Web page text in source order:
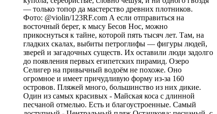
— только топор да мастерство древних плотников.
Фото: @violin/123RF.com А если отправиться на
восточный берег, к мысу Бесов Нос, можно
прикоснуться к тайне, которой пять тысяч лет. Там, на
гладких скалах, выбиты петроглифы — фигуры людей,
зверей и загадочных существ. Их оставили люди задолго
до появления первых египетских пирамид. Озеро
Селигер на привычный водоём не похоже. Оно
огромное и имеет причудливую форму из-за 160
островов. Пляжей много, большинство из них дикие.
Один из самых красивых - Майская коса с длинной
песчаной отмелью. Есть и благоустроенные. Самый